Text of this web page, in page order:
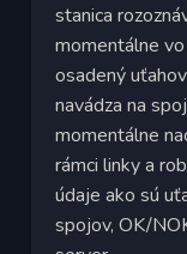
stanica
momentálne
osadený
navádza na
momentálne
rámci linky a
údaje ako sú
spojov, OK/